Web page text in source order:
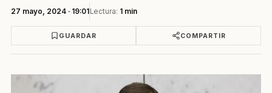
27 mayo, 2024 · 19:01Lectura: 1 min
GUARDAR COMPARTIR